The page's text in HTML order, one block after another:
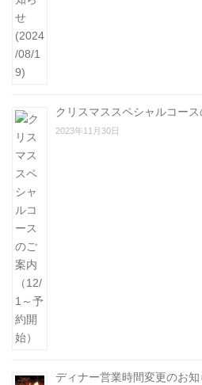
クリスマススペシャルコース
2023年11月30日
ディナー営業時間変更のお知